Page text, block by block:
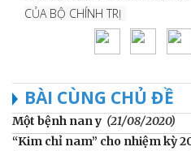
CỦA BỘ CHÍNH TRỊ
BÀI CÙNG CHỦ ĐỀ
Một bệnh nan y (21/08/2020)
“Kim chỉ nam” cho nhiệm kỳ